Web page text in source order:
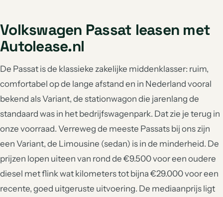
Volkswagen Passat leasen met
Autolease.nl
De Passat is de klassieke zakelijke middenklasser: ruim,
comfortabel op de lange afstand en in Nederland vooral
bekend als Variant, de stationwagon die jarenlang de
standaard was in het bedrijfswagenpark. Dat zie je terug in
onze voorraad. Verreweg de meeste Passats bij ons zijn
een Variant, de Limousine (sedan) is in de minderheid. De
prijzen lopen uiteen van rond de €9.500 voor een oudere
diesel met flink wat kilometers tot bijna €29.000 voor een
recente, goed uitgeruste uitvoering. De mediaanprijs ligt